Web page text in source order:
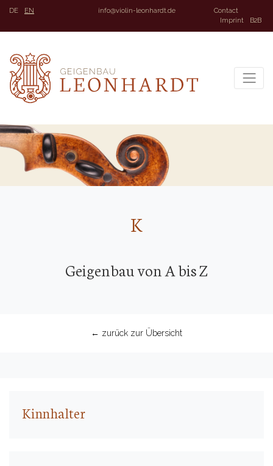
DE EN info@violin-leonhardt.de
Contact
Imprint
B2B
K
Geigenbau von A bis Z
← zurück zur Übersicht
Kinnhalter